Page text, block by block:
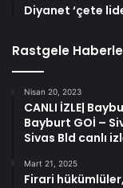
Diyanet ‘çete
Rastgele
Nisan 20, 2023
CANLI İZLE|
Bayburt GOİ –
Sivas Bld canlı
Mart 21, 2025
Firari